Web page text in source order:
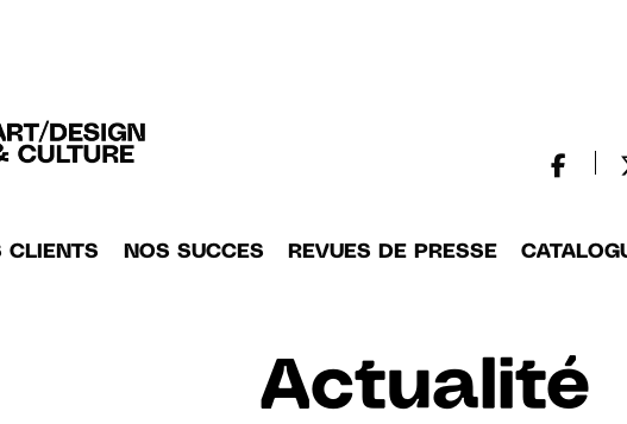
CLIENTS NOS SUCCES REVUES DE PRESSE
Actualité